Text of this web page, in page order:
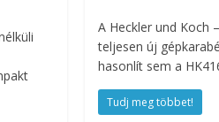
A Heckler und Koch
teljesen új
hasonlít sem a
Tudj meg többet!